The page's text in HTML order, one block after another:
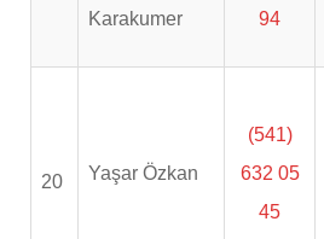
Karakumer
94
20 Yaşar Özkan
(541)
632 05
45